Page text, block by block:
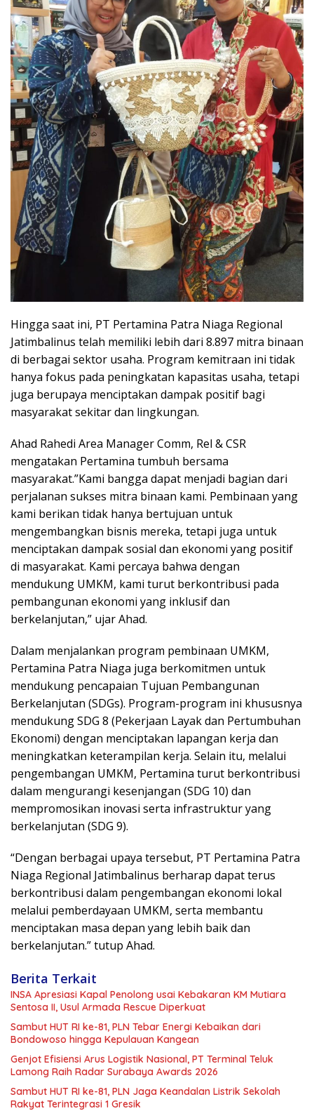
Hingga saat ini, PT Pertamina Patra Niaga Regional
Jatimbalinus telah memiliki lebih dari 8.897 mitra binaan
di berbagai sektor usaha. Program kemitraan ini tidak
hanya fokus pada peningkatan kapasitas usaha, tetapi
juga berupaya menciptakan dampak positif bagi
masyarakat sekitar dan lingkungan.
Ahad Rahedi Area Manager Comm, Rel & CSR
mengatakan Pertamina tumbuh bersama
masyarakat.”Kami bangga dapat menjadi bagian dari
perjalanan sukses mitra binaan kami. Pembinaan yang
kami berikan tidak hanya bertujuan untuk
mengembangkan bisnis mereka, tetapi juga untuk
menciptakan dampak sosial dan ekonomi yang positif
di masyarakat. Kami percaya bahwa dengan
mendukung UMKM, kami turut berkontribusi pada
pembangunan ekonomi yang inklusif dan
berkelanjutan,” ujar Ahad.
Dalam menjalankan program pembinaan UMKM,
Pertamina Patra Niaga juga berkomitmen untuk
mendukung pencapaian Tujuan Pembangunan
Berkelanjutan (SDGs). Program-program ini khususnya
mendukung SDG 8 (Pekerjaan Layak dan Pertumbuhan
Ekonomi) dengan menciptakan lapangan kerja dan
meningkatkan keterampilan kerja. Selain itu, melalui
pengembangan UMKM, Pertamina turut berkontribusi
dalam mengurangi kesenjangan (SDG 10) dan
mempromosikan inovasi serta infrastruktur yang
berkelanjutan (SDG 9).
“Dengan berbagai upaya tersebut, PT Pertamina Patra
Niaga Regional Jatimbalinus berharap dapat terus
berkontribusi dalam pengembangan ekonomi lokal
melalui pemberdayaan UMKM, serta membantu
menciptakan masa depan yang lebih baik dan
berkelanjutan.” tutup Ahad.
Berita Terkait
INSA Apresiasi Kapal Penolong usai Kebakaran KM Mutiara
Sentosa II, Usul Armada Rescue Diperkuat
Sambut HUT RI ke-81, PLN Tebar Energi Kebaikan dari
Bondowoso hingga Kepulauan Kangean
Genjot Efisiensi Arus Logistik Nasional, PT Terminal Teluk
Lamong Raih Radar Surabaya Awards 2026
Sambut HUT RI ke-81, PLN Jaga Keandalan Listrik Sekolah
Rakyat Terintegrasi 1 Gresik